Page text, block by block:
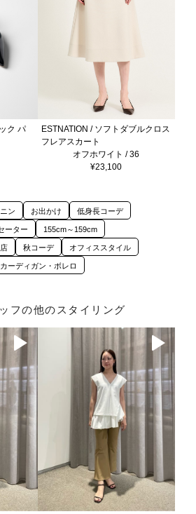
ク パ
ESTNATION / ソフトダブルクロス
フレアスカート
オフホワイト / 36
¥23,100
ン お出かけ 低身長コーデ
ーター 155cm～159cm
秋コーデ オフィススタイル
カーディガン・ボレロ
フの他のスタイリング